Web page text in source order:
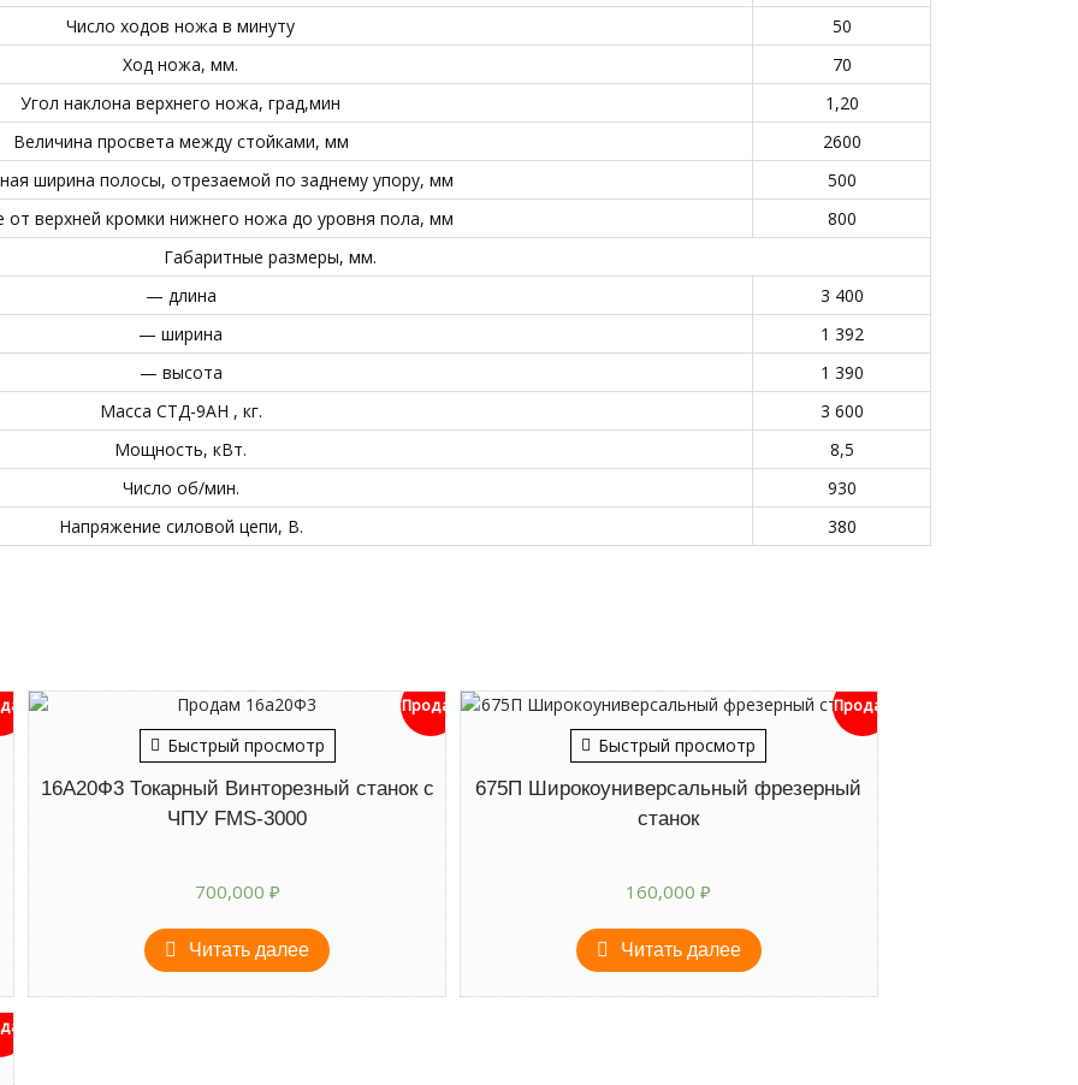
Число ходов ножа в минуту
50
Ход ножа, мм.
70
Угол наклона верхнего ножа, град,мин
1,20
Величина просвета между стойками, мм
2600
ширина полосы, отрезаемой по заднему упору, мм
500
от верхней кромки нижнего ножа до уровня пола, мм
800
Габаритные размеры, мм.
— длина
3 400
— ширина
1 392
— высота
1 390
Масса СТД-9АН , кг.
3 600
Мощность, кВт.
8,5
Число об/мин.
930
Напряжение силовой цепи, В.
380
Быстрый просмотр
Продан
16А20Ф3 Токарный Винторезный станок с
ЧПУ FMS-3000
700,000 ₽
Читать далее
Быстрый просмотр
Продан
675П Широкоуниверсальный фрезерный
станок
160,000₽
Читать далее